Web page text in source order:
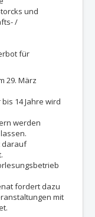
und
/
für
29. März
14 Jahre wird
werden
darauf
fordert dazu
mit